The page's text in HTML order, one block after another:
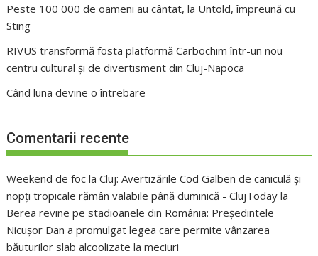
Peste 100 000 de oameni au cântat, la Untold, împreună cu
Sting
RIVUS transformă fosta platformă Carbochim într-un nou
centru cultural și de divertisment din Cluj-Napoca
Când luna devine o întrebare
Comentarii recente
Weekend de foc la Cluj: Avertizările Cod Galben de caniculă și
nopți tropicale rămân valabile până duminică - ClujToday la
Berea revine pe stadioanele din România: Președintele
Nicușor Dan a promulgat legea care permite vânzarea
băuturilor slab alcoolizate la meciuri